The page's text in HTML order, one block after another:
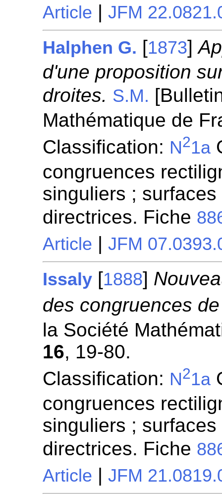
Article |JFM
Halphen G. [1873]
d'une proposition
droites. S.M.
Mathématique de
Classification: N21a
congruences
singuliers ;
directrices. Fiche
Article |JFM
Issaly [1888]
des congruences
la Société
16, 19-80.
Classification: N21a
congruences
singuliers ;
directrices. Fiche
Article |JFM